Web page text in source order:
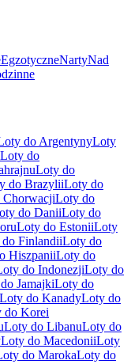
EgzotyczneNartyNad
do ArgentynyLoty
Loty do
Loty do
do BrazyliiLoty do
Loty do
do DaniiLoty do
Loty do EstoniiLoty
FinlandiiLoty do
HiszpaniiLoty do
do IndonezjiLoty do
JamajkiLoty do
Loty do KanadyLoty do
do Korei
Loty do LibanuLoty do
Loty do MacedoniiLoty
do MarokaLoty do